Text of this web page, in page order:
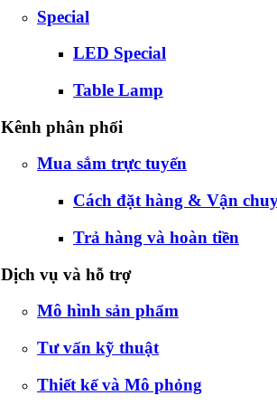
Special
LED Special
Table Lamp
Kênh phân phối
Mua sắm trực tuyến
Cách đặt hàng & Vận
Trả hàng và hoàn tiền
Dịch vụ và hỗ trợ
Mô hình sản phẩm
Tư vấn kỹ thuật
Thiết kế và Mô phỏng